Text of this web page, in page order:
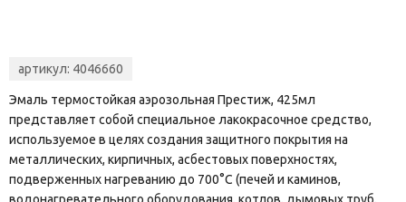
артикул: 4046660
Эмаль термостойкая аэрозольная Престиж, 425мл
представляет собой специальное лакокрасочное средство,
используемое в целях создания защитного покрытия на
металлических, кирпичных, асбестовых поверхностях,
подверженных нагреванию до 700°С (печей и каминов,